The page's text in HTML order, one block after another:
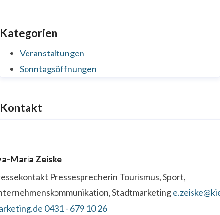
Kategorien
Veranstaltungen
Sonntagsöffnungen
Kontakt
Maria Zeiske
Pressesprecherin Tourismus, Sport,
Stadtmarketing
0431 - 679 10 26